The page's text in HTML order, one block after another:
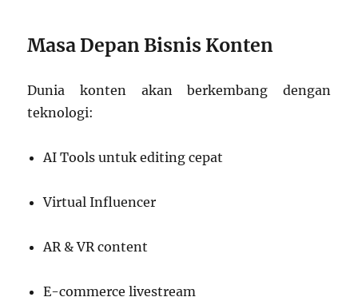
Masa Depan Bisnis Konten
Dunia konten akan berkembang dengan
teknologi:
AI Tools untuk editing cepat
Virtual Influencer
AR & VR content
E-commerce livestream